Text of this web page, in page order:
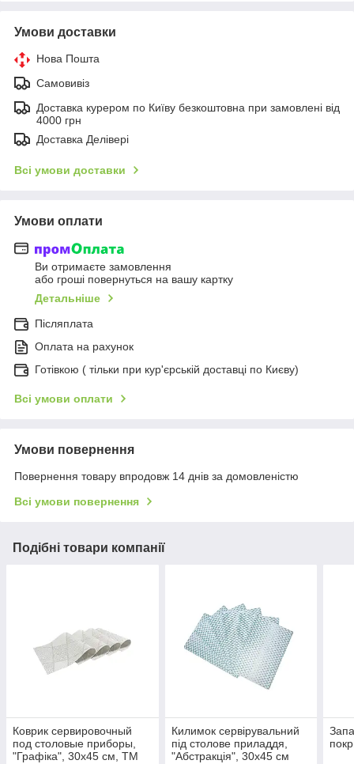
Умови доставки
Нова Пошта
Самовивіз
Доставка курером по Київу безкоштовна при замовлені від
4000 грн
Доставка Делівері
Всі умови доставки
Умови оплати
Ви отримаєте замовлення
або гроші повернуться на вашу картку
Детальніше
Післяплата
Оплата на рахунок
Готівкою ( тільки при кур'єрській доставці по Києву)
Всі умови оплати
Умови повернення
Повернення товару впродовж 14 днів за домовленістю
Всі умови повернення
Подібні товари компанії
Коврик сервировочный
под столовые приборы,
"Графіка", 30х45 см, ТМ
Килимок сервірувальний
під столове приладдя,
"Абстракція", 30х45 см